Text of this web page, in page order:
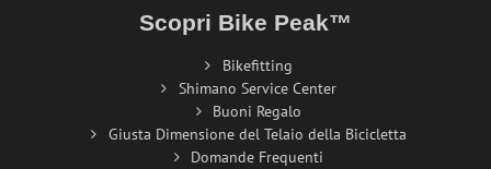
Scopri Bike Peak™
Bikefitting
Shimano Service Center
Buoni Regalo
Giusta Dimensione del Telaio della Bicicletta
Domande Frequenti